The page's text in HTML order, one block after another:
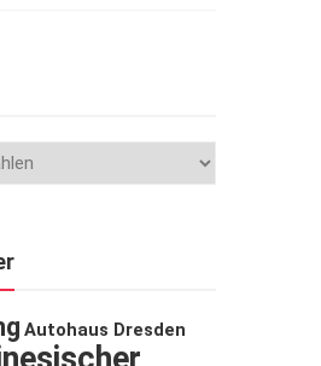
Autohaus Dresden